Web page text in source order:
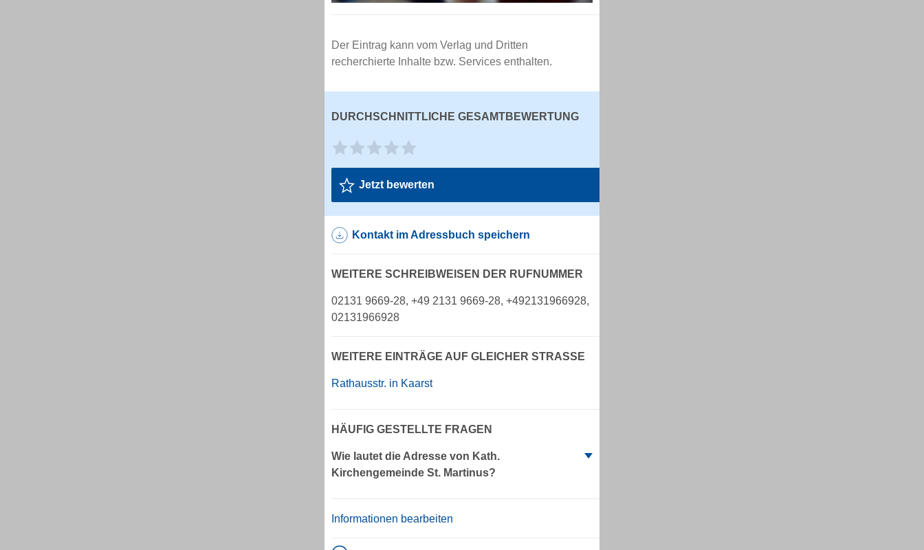
Der Eintrag kann vom Verlag und Dritten
recherchierte Inhalte bzw. Services enthalten.
DURCHSCHNITTLICHE GESAMTBEWERTUNG
Jetzt bewerten
Kontakt im Adressbuch speichern
WEITERE SCHREIBWEISEN DER RUFNUMMER
02131 9669-28, +49 2131 9669-28, +492131966928,
02131966928
WEITERE EINTRÄGE AUF GLEICHER STRASSE
Rathausstr. in Kaarst
HÄUFIG GESTELLTE FRAGEN
Wie lautet die Adresse von Kath.
Kirchengemeinde St. Martinus?
Informationen bearbeiten